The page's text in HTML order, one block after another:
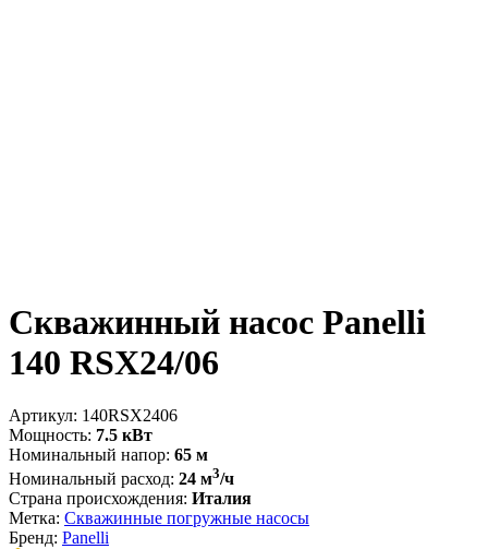
Скважинный насос Panelli
140 RSX24/06
Артикул: 140RSX2406
Мощность: 7.5 кВт
Номинальный напор: 65 м
Номинальный расход: 24 м3/ч
Страна происхождения: Италия
Метка: Скважинные погружные насосы
Бренд: Panelli